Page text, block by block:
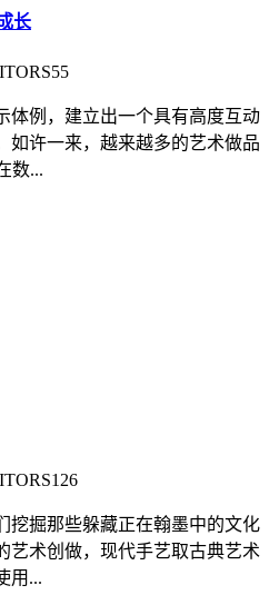
长
体例，建立出一个具有高度互动
如许一来，越来越多的艺术做品
数...
挖掘那些躲藏正在翰墨中的文化
艺术创做，现代手艺取古典艺术
用...